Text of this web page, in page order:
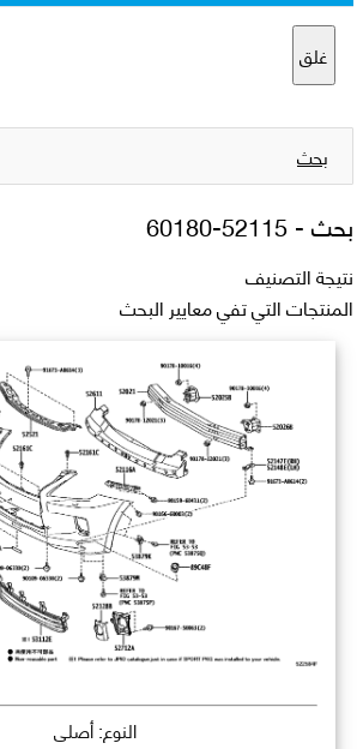
غلق
بحث
بحث -52115-60180
نتيجة التصنيف
المنتجات التي تفي معايير البحث
النوع: أصلي